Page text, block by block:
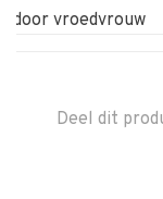
door vroedvrouw
Deel dit